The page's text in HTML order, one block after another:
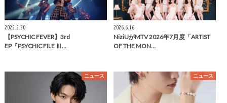
2025.5.30
【PSYCHIC FEVER】3rd
EP『PSYCHIC FILE Ⅲ…
2026.6.16
NiziUがMTV 2026年7月度「ARTIST
OF THE MON…
ニュース ニュース